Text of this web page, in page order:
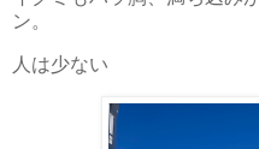
ン。
人は少ない